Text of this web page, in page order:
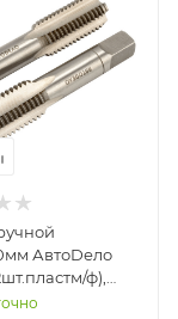
АвтоDело
ф),